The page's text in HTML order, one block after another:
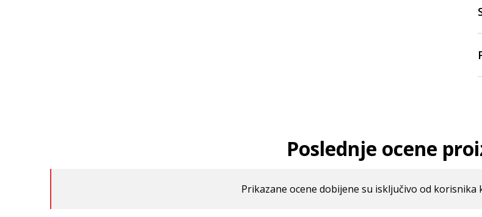
Poslednje ocene
Prikazane ocene dobijene su isključivo od korisnika